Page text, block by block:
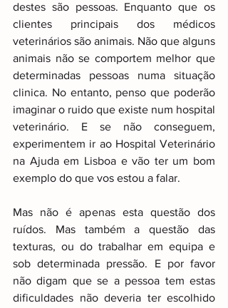
destes são pessoas. Enquanto que os
clientes principais dos médicos
veterinários são animais. Não que alguns
animais não se comportem melhor que
determinadas pessoas numa situação
clinica. No entanto, penso que poderão
imaginar o ruido que existe num hospital
veterinário. E se não conseguem,
experimentem ir ao Hospital Veterinário
na Ajuda em Lisboa e vão ter um bom
exemplo do que vos estou a falar.
Mas não é apenas esta questão dos
ruídos. Mas também a questão das
texturas, ou do trabalhar em equipa e
sob determinada pressão. E por favor
não digam que se a pessoa tem estas
dificuldades não deveria ter escolhido